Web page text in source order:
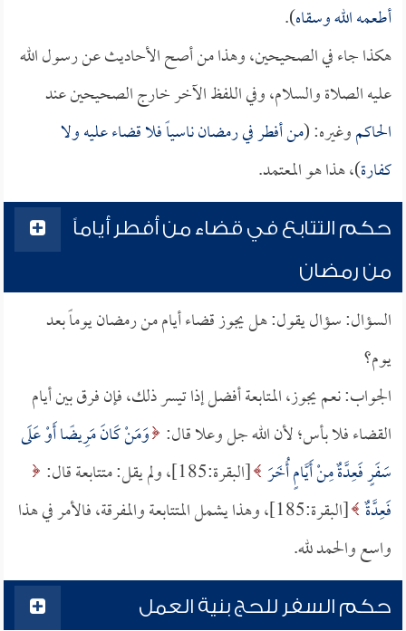
أطعمه الله وسقاه).
هكذا جاء في الصحيحين، وهذا من أصح الأحاديث عن رسول الله
عليه الصلاة والسلام، وفي اللفظ الآخر خارج الصحيحين عند
الحاكموغيره: (من أفطر في رمضان ناسياً فلا قضاء عليه ولا
كفارة)، هذا هو المعتمد.
حكم التتابع في قضاء من أفطر أياماً
من رمضان
السؤال: سؤال يقول: هل يجوز قضاء أيام من رمضان يوماً بعد
يوم؟
الجواب: نعم يجوز، المتابعة أفضل إذا تيسر ذلك، فإن فرق بين أيام
القضاء فلا بأس؛ لأن الله جل وعلا قال: وَمَنْ كَانَ مَرِيضًا أَوْ عَلَى
سَفَرٍ فَعِدَّةٌ مِنْ أَيَّامٍ أُخَرَ [البقرة:185]، ولم يقل: متتابعة قال:
فَعِدَّةٌ
[البقرة:185]، وهذا يشمل المتتابعة والمفرقة، فالأمر في هذا
واسع والحمد لله.
حكم السفر للحج بنية العمل